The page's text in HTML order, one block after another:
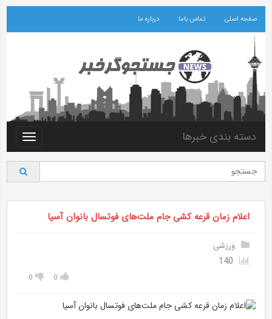
صفحه اصلی تماس باما درباره ما
Toggle
دسته بندی خبرها
اعلام زمان قرعه کشی جام ملت‌های فوتسال بانوان آسیا
ورزشی
0
0